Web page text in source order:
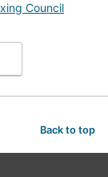
Council
Back to top